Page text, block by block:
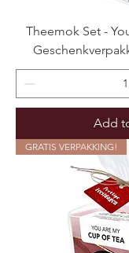
Theemok Set -
Add
GRATIS VERPAKKING!